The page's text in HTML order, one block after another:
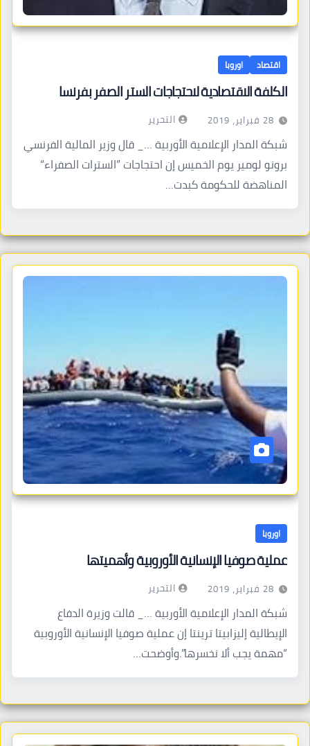
اقتصاد اوروبا
الكلفة الاقتصادية لاحتجاجات الستر الصفر بفرنسا
28 فبراير، 2019 التحرير
شبكة المدار الإعلامية الأوربية …_ قال وزير المالية الفرنسي
برونو لومير يوم الخميس إن احتجاجات ”السترات الصفراء“
المناهضة للحكومة كبدت…
اوروبا
عملية صوفيا الإنسانية الأوروبية وأهميتها
28 فبراير، 2019 التحرير
شبكة المدار الإعلامية الأوربية …_ قالت وزيرة الدفاع
الإيطالية إليزابيتا ترينتا إن عملية صوفيا الإنسانية الأوروبية
“مهمة يجب ألا نخسرها”.وأوضحت…